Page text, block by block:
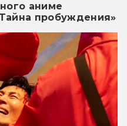
аниме
пробуждения»